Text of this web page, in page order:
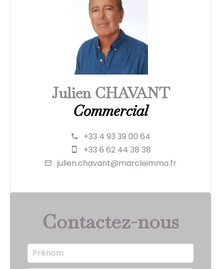
Julien CHAVANT
Commercial
+33 4 93 39 00 64
+33 6 62 44 38 38
julien.chavant@marcleimmo.fr
Contactez-nous